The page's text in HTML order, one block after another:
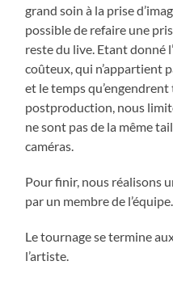
grand soin à la prise
possible de refaire une
reste du live. Etant donné
coûteux, qui n’appartient
et le temps
postproduction, nous
ne sont pas de la même
caméras.
Pour finir, nous réalisons
par un membre de l’équipe.
Le tournage se termine
l’artiste.